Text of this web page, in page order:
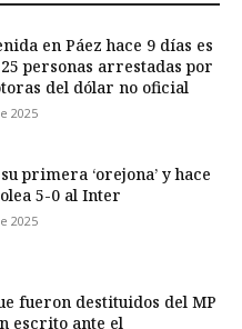
en Páez hace 9 días es
personas arrestadas por
del dólar no oficial
2025
su primera ‘orejona’ y hace
5-0 al Inter
2025
fueron destituidos del MP
escrito ante el